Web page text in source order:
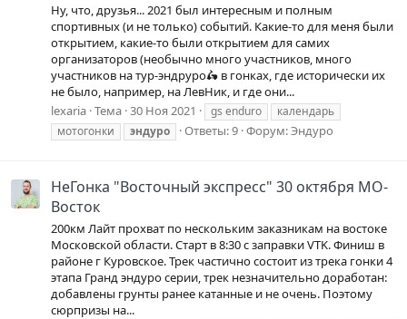
Ну, что, друзья... 2021 был интересным и полным
спортивных (и не только) событий. Какие-то для меня были
открытием, какие-то были открытием для самих
организаторов (необычно много участников, много
участников на тур-эндруро🛵 в гонках, где исторически их
не было, например, на ЛевНик, и где они...
lexaria Тема 30 Ноя 2021 gs enduro
календарь
мотогонки
эндуро Ответы: 9 Форум:Эндуро
НеГонка "Восточный экспресс" 30 октября МО-
Восток
200км Лайт прохват по нескольким заказникам на востоке
Московской области. Старт в 8:30 с заправки VTK. Финиш в
районе г Куровское. Трек частично состоит из трека гонки 4
этапа Гранд эндуро серии, трек незначительно доработан:
добавлены грунты ранее катанные и не очень. Поэтому
сюрпризы на...